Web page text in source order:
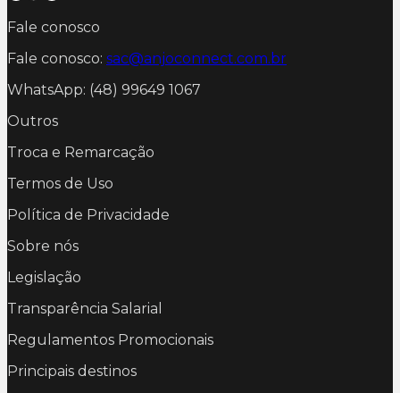
Fale conosco
Fale conosco: sac@anjoconnect.com.br
WhatsApp: (48) 99649 1067
Outros
Troca e Remarcação
Termos de Uso
Política de Privacidade
Sobre nós
Legislação
Transparência Salarial
Regulamentos Promocionais
Principais destinos